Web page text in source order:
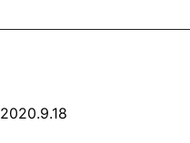
2020.9.18